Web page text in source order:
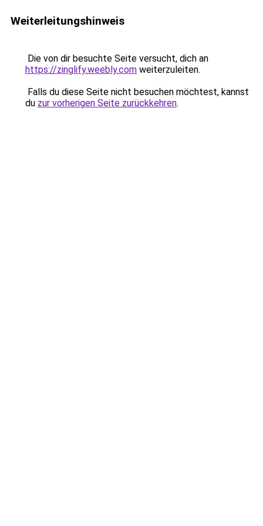
Weiterleitungshinweis
Die von dir besuchte Seite versucht, dich an
https://zinglify.weebly.com weiterzuleiten.
Falls du diese Seite nicht besuchen möchtest, kannst
du zur vorherigen Seite zurückkehren.